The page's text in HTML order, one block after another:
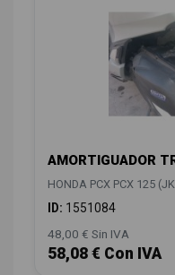
AMORTIGUADOR
HONDA PCX PCX 125
ID: 1551084
48,00 € Sin IVA
58,08 € Con IVA